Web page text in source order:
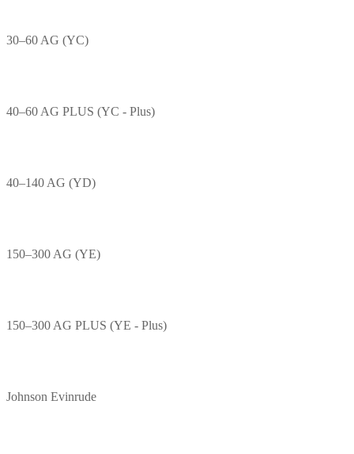
30–60 AG (YC)
40–60 AG PLUS (YC - Plus)
40–140 AG (YD)
150–300 AG (YE)
150–300 AG PLUS (YE - Plus)
Johnson Evinrude